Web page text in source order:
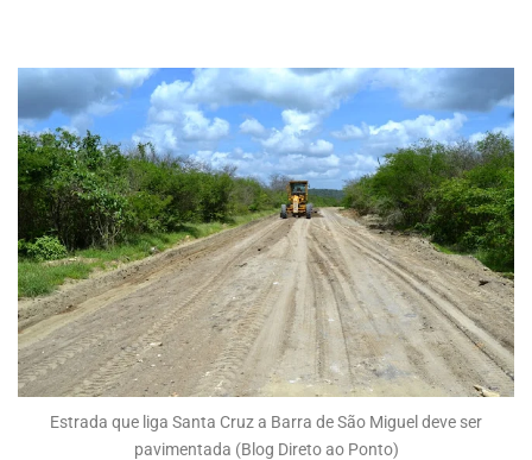
Estrada que liga Santa Cruz a Barra de São Miguel deve ser
pavimentada (Blog Direto ao Ponto)